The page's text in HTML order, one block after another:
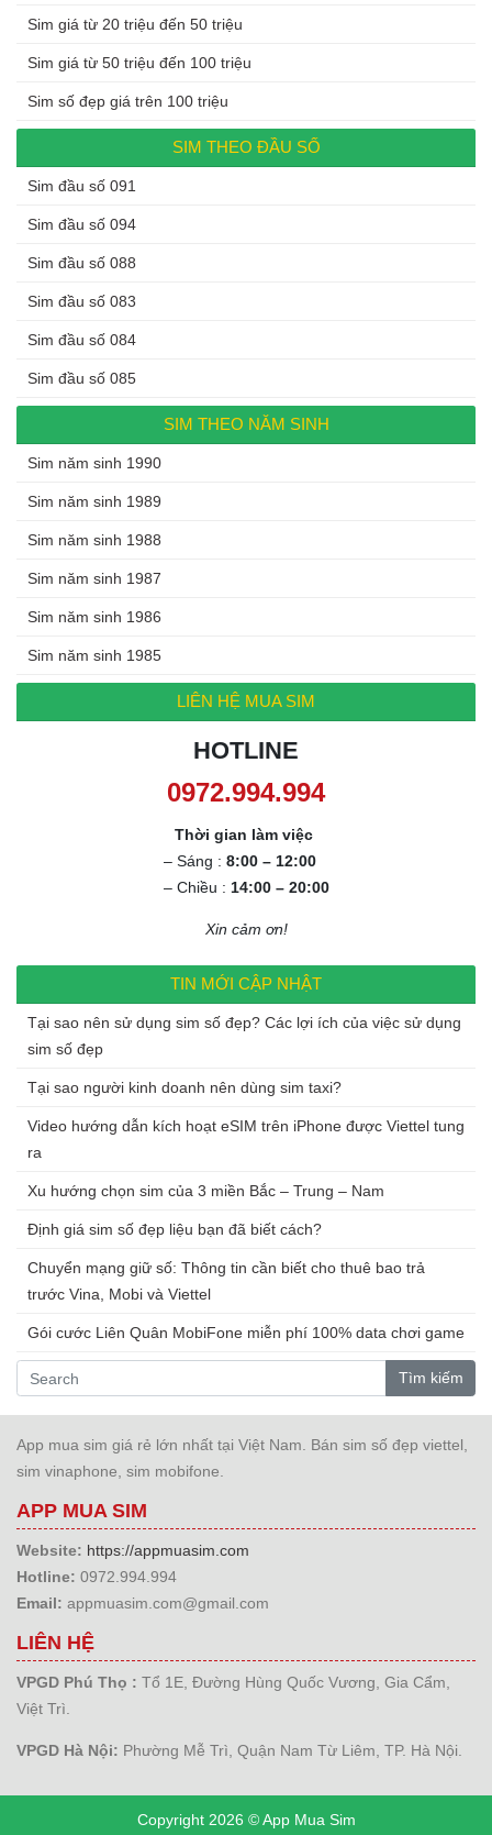
Sim giá từ 20 triệu đến 50 triệu
Sim giá từ 50 triệu đến 100 triệu
Sim số đẹp giá trên 100 triệu
SIM THEO ĐẦU SỐ
Sim đầu số 091
Sim đầu số 094
Sim đầu số 088
Sim đầu số 083
Sim đầu số 084
Sim đầu số 085
SIM THEO NĂM SINH
Sim năm sinh 1990
Sim năm sinh 1989
Sim năm sinh 1988
Sim năm sinh 1987
Sim năm sinh 1986
Sim năm sinh 1985
LIÊN HỆ MUA SIM
HOTLINE
0972.994.994
Thời gian làm việc
– Sáng : 8:00 – 12:00
– Chiều : 14:00 – 20:00
Xin cảm ơn!
TIN MỚI CẬP NHẬT
Tại sao nên sử dụng sim số đẹp? Các lợi ích của việc sử dụng
sim số đẹp
Tại sao người kinh doanh nên dùng sim taxi?
Video hướng dẫn kích hoạt eSIM trên iPhone được Viettel tung
ra
Xu hướng chọn sim của 3 miền Bắc – Trung – Nam
Định giá sim số đẹp liệu bạn đã biết cách?
Chuyển mạng giữ số: Thông tin cần biết cho thuê bao trả
trước Vina, Mobi và Viettel
Gói cước Liên Quân MobiFone miễn phí 100% data chơi game
Tìm kiếm
App mua sim giá rẻ lớn nhất tại Việt Nam. Bán sim số đẹp viettel,
sim vinaphone, sim mobifone.
APP MUA SIM
Website: https://appmuasim.com
Hotline: 0972.994.994
Email: appmuasim.com@gmail.com
LIÊN HỆ
VPGD Phú Thọ : Tổ 1E, Đường Hùng Quốc Vương, Gia Cẩm,
Việt Trì.
VPGD Hà Nội: Phường Mễ Trì, Quận Nam Từ Liêm, TP. Hà Nội.
Copyright 2026 © App Mua Sim